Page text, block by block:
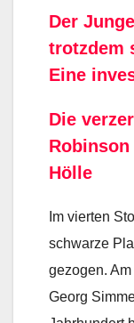
Der
trotzdem
Eine
Die
Hölle
Im vierten
schwarze
gezogen.
Georg